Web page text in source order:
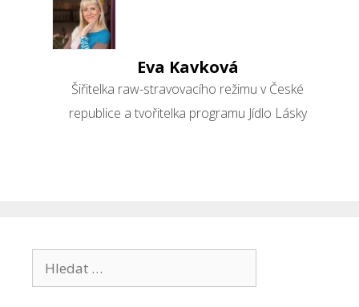
Eva Kavková
Šiřitelka raw-stravovacího režimu v České
republice a tvořitelka programu Jídlo Lásky